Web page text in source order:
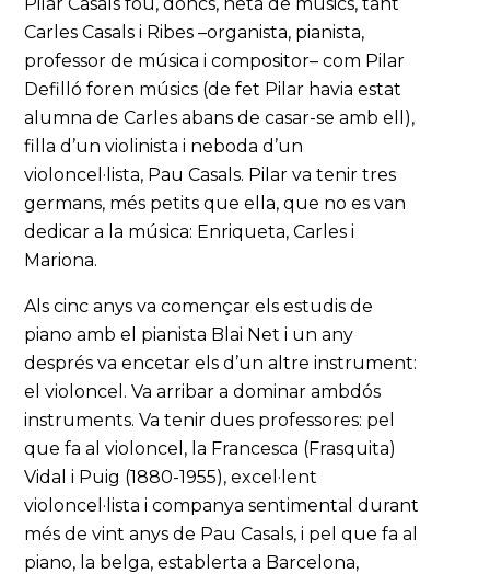
Carles Casals i Ribes –organista, pianista,
professor de música i compositor– com Pilar
Defilló foren músics (de fet Pilar havia estat
alumna de Carles abans de casar-se amb ell),
filla d’un violinista i neboda d’un
violoncel·lista, Pau Casals. Pilar va tenir tres
germans, més petits que ella, que no es van
dedicar a la música: Enriqueta, Carles i
Mariona.
Als cinc anys va començar els estudis de
piano amb el pianista Blai Net i un any
després va encetar els d’un altre instrument:
el violoncel. Va arribar a dominar ambdós
instruments. Va tenir dues professores: pel
que fa al violoncel, la Francesca (Frasquita)
Vidal i Puig (1880-1955), excel·lent
violoncel·lista i companya sentimental durant
més de vint anys de Pau Casals, i pel que fa al
piano, la belga, establerta a Barcelona,